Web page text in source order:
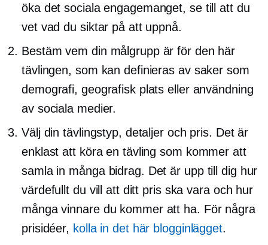
öka det sociala engagemanget, se till att du
vet vad du siktar på att uppnå.
Bestäm vem din målgrupp är för den här
tävlingen, som kan definieras av saker som
demografi, geografisk plats eller användning
av sociala medier.
Välj din tävlingstyp, detaljer och pris. Det är
enklast att köra en tävling som kommer att
samla in många bidrag. Det är upp till dig hur
värdefullt du vill att ditt pris ska vara och hur
många vinnare du kommer att ha. För några
prisidéer, kolla in det här blogginlägget.